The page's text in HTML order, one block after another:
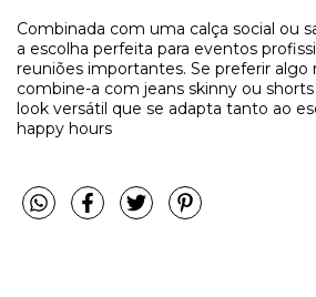
Combinada com uma calça social ou
a escolha perfeita para eventos
reuniões importantes. Se preferir algo
combine-a com jeans skinny ou shorts
look versátil que se adapta tanto ao
happy hours